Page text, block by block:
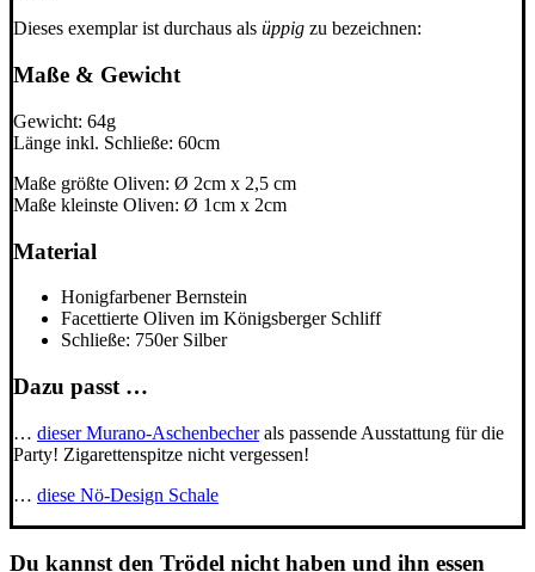
Dieses exemplar ist durchaus als üppig zu bezeichnen:
Maße & Gewicht
Gewicht: 64g
Länge inkl. Schließe: 60cm
Maße größte Oliven: Ø 2cm x 2,5 cm
Maße kleinste Oliven: Ø 1cm x 2cm
Material
Honigfarbener Bernstein
Facettierte Oliven im Königsberger Schliff
Schließe: 750er Silber
Dazu passt …
… dieser Murano-Aschenbecherals passende Ausstattung für die
Party! Zigarettenspitze nicht vergessen!
… diese Nö-Design Schale
Du kannst den Trödel nicht haben und ihn essen